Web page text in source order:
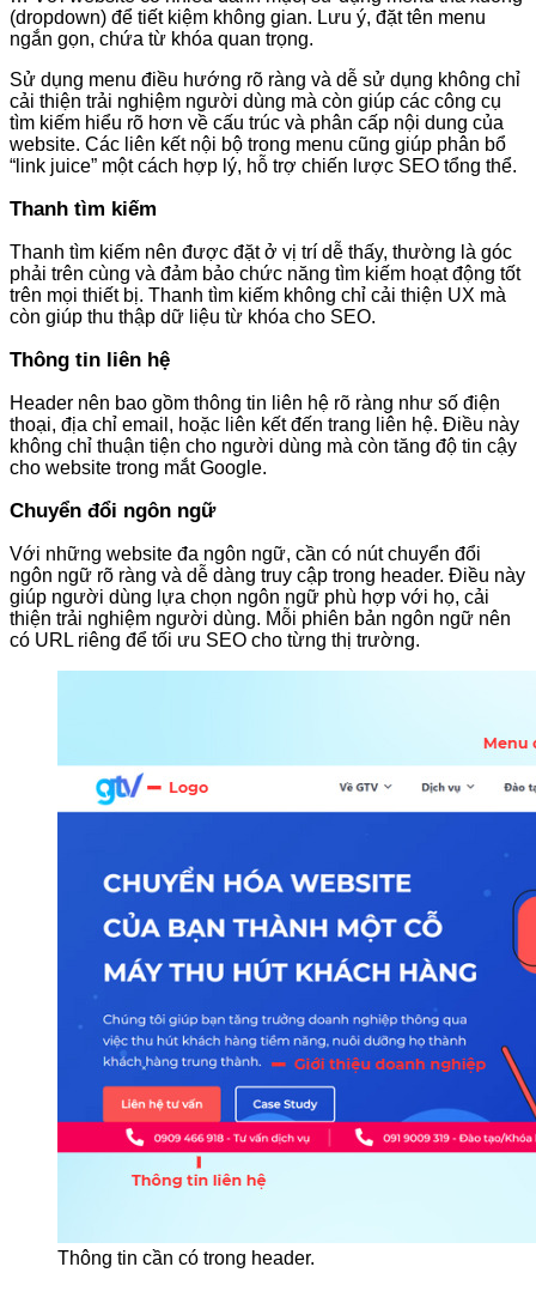
(dropdown) để tiết kiệm không gian. Lưu ý, đặt tên menu
ngắn gọn, chứa từ khóa quan trọng.
Sử dụng menu điều hướng rõ ràng và dễ sử dụng không chỉ
cải thiện trải nghiệm người dùng mà còn giúp các công cụ
tìm kiếm hiểu rõ hơn về cấu trúc và phân cấp nội dung của
website. Các liên kết nội bộ trong menu cũng giúp phân bổ
“link juice” một cách hợp lý, hỗ trợ chiến lược SEO tổng thể.
Thanh tìm kiếm
Thanh tìm kiếm nên được đặt ở vị trí dễ thấy, thường là góc
phải trên cùng và đảm bảo chức năng tìm kiếm hoạt động tốt
trên mọi thiết bị. Thanh tìm kiếm không chỉ cải thiện UX mà
còn giúp thu thập dữ liệu từ khóa cho SEO.
Thông tin liên hệ
Header nên bao gồm thông tin liên hệ rõ ràng như số điện
thoại, địa chỉ email, hoặc liên kết đến trang liên hệ. Điều này
không chỉ thuận tiện cho người dùng mà còn tăng độ tin cậy
cho website trong mắt Google.
Chuyển đổi ngôn ngữ
Với những website đa ngôn ngữ, cần có nút chuyển đổi
ngôn ngữ rõ ràng và dễ dàng truy cập trong header. Điều này
giúp người dùng lựa chọn ngôn ngữ phù hợp với họ, cải
thiện trải nghiệm người dùng. Mỗi phiên bản ngôn ngữ nên
có URL riêng để tối ưu SEO cho từng thị trường.
Thông tin cần có trong header.